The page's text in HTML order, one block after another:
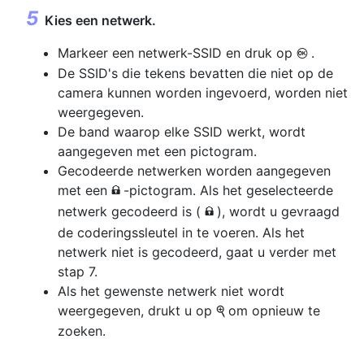
Kies een netwerk.
Markeer een netwerk-SSID en druk op J .
De SSID's die tekens bevatten die niet op de
camera kunnen worden ingevoerd, worden niet
weergegeven.
De band waarop elke SSID werkt, wordt
aangegeven met een pictogram.
Gecodeerde netwerken worden aangegeven
met een h -pictogram. Als het geselecteerde
netwerk gecodeerd is ( h ), wordt u gevraagd
de coderingssleutel in te voeren. Als het
netwerk niet is gecodeerd, gaat u verder met
stap 7.
Als het gewenste netwerk niet wordt
weergegeven, drukt u op X om opnieuw te
zoeken.